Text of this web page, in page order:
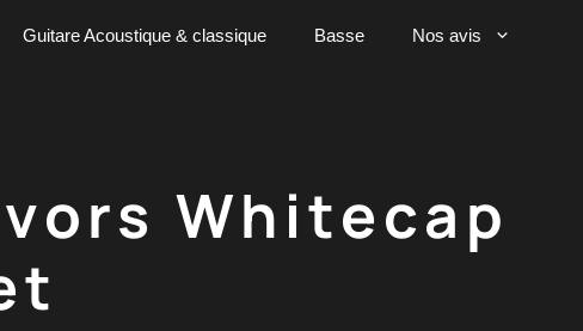
Guitare Acoustique & classique Basse Nos avis
Whitecap